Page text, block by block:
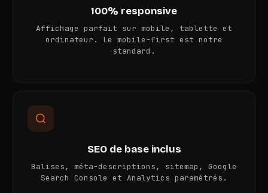
100% responsive
Affichage parfait sur mobile, tablette et
ordinateur. Le mobile-first est notre
standard.
SEO de base inclus
Balises, méta-descriptions, sitemap, Google
Search Console et Analytics paramétrés.